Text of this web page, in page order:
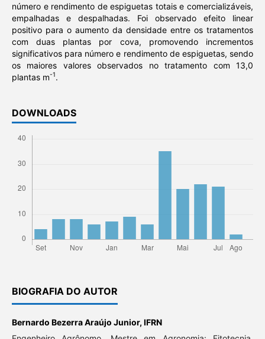
número e rendimento de espiguetas totais e comercializáveis,
empalhadas e despalhadas. Foi observado efeito linear
positivo para o aumento da densidade entre os tratamentos
com duas plantas por cova, promovendo incrementos
significativos para número e rendimento de espiguetas, sendo
os maiores valores observados no tratamento com 13,0
plantas m-1.
DOWNLOADS
BIOGRAFIA DO AUTOR
Bernardo Bezerra Araújo Junior, IFRN